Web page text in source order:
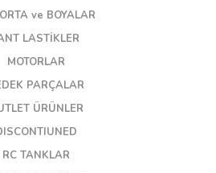
ve BOYALAR
LASTİKLER
MOTORLAR
PARÇALAR
ÜRÜNLER
RC TANKLAR